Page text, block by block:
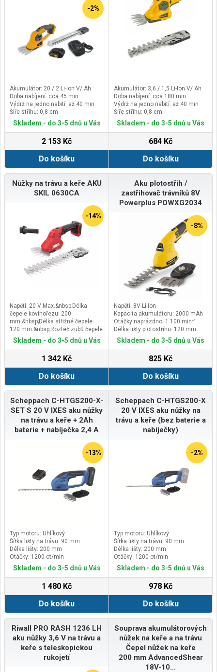
nářadí nepostradatelné pro práci
na zahradě. Dodávané se
Samsung baterií a nabíječkou. Aku
nůžky na trávu a živé ploty
s&nbsp;teleskopickou násadou
vám usnadní a pomůžou při
dosekávání trávníků a úpravu
Samsung·&nbsp; &nbsp; Šířka lišty
na trávu: 80mm·&nbsp; &nbsp;
Délka lišty: 110 mm·&nbsp; &nbsp;
Teleskopická násada: Ano 60-90
Ano·&nbsp; &nbsp; Otočná rukojeť:
Ano·&nbsp; &nbsp; Bezpečnostní
hrot: Ano·&nbsp; &nbsp; Hmotnost:
1,2 kg·&nbsp; &nbsp; Obj.č.
2790&nbsp;Součást balení je
3,6V.&nbsp;&nbsp;Společnost
Verdemax vyrábí zahradní
produkty pod vlastní značkou pro
péči, dekoraci, ochranu a údržbu
zeleně, a to jak pro fandy, tak pro
odvětví.&nbsp;Společnost byla
založena v 80. letech v Itálii s
operačním ústředím v Boretto. Díky
širokému spektru produktů se
obrací k zákazníkům, prodejcům,
zahradním centrům a
specializovaným distributorům a
nabízí jim především zahradní
ruční nářadí, aku program, tlakové
postřikovače, rozmetadla,
kompostéry, závlahové systémy,
dětské nářadí atd. Nabídka
produktů se stále rozšiřuje.&nbsp;
-2%
Akumulátor: 20 / 2 Li-Ion V/ Ah
Doba nabíjení: cca 45 min
Výdrž na jedno nabití: až 40 min
Šíře střihu: 0,8 cm
Skladem - do 3-5 dnů u Vás
2 153 Kč
Do košíku
Akumulátor: 3,6 / 1,5 Li-Ion V/ Ah
Doba nabíjení: cca 180 min
Výdrž na jedno nabití: až 40 min
Šíře střihu: 0,8 cm
Skladem - do 3-5 dnů u Vás
684 Kč
Do košíku
Nůžky na trávu a keře AKU
SKIL 0630CA
-14%
Napětí: 20 V Max.&nbsp;Délka
čepele kovinořezu: 200
mm.&nbsp;Délka střižné čepele:
120 mm.&nbsp;Rozteč zubů čepele
křovinořezu: 8 mm.
Skladem - do 3-5 dnů u Vás
1 342 Kč
Do košíku
Aku plotostřih /
zastřihovač trávníků 8V
Powerplus POWXG2034
-8%
Napětí: 8V-Li-ion
Kapacita akumulátoru: 2000 mAh
Otáčky naprázdno: 1.100 min⁻¹
Délka lišty plotostřihu: 120 mm
Skladem - do 3-5 dnů u Vás
825 Kč
Do košíku
Scheppach C-HTGS200-X-
SET S 20 V IXES aku nůžky
na trávu a keře + 2Ah
baterie + nabíječka 2,4 A
-13%
Typ motoru: Uhlíkový
Šířka lišty na trávu: 90 mm
Délka lišty: 200 mm
Otáčky: 1200 ot/min
Skladem - do 3-5 dnů u Vás
1 480 Kč
Do košíku
Scheppach C-HTGS200-X
20 V IXES aku nůžky na
trávu a keře (bez baterie a
nabíječky)
-2%
Typ motoru: Uhlíkový
Šířka lišty na trávu: 90 mm
Délka lišty: 200 mm
Otáčky: 1200 ot/min
Skladem - do 3-5 dnů u Vás
978 Kč
Do košíku
Riwall PRO RASH 1236 LH
aku nůžky 3,6 V na trávu a
keře s teleskopickou
rukojetí
Souprava akumulátorových
nůžek na keře a na trávu
Čepel nůžek na keře
200 mm AdvancedShear
18V-10...